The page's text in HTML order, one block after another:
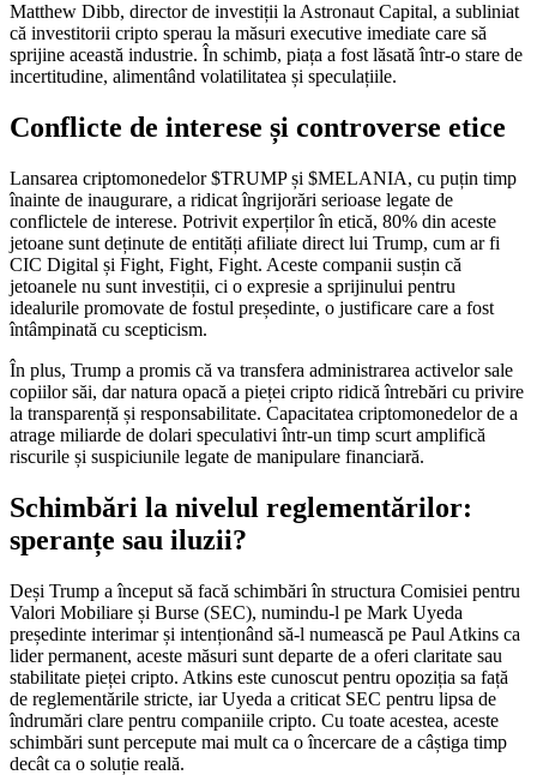
Matthew Dibb, director de investiții la Astronaut Capital, a subliniat
că investitorii cripto sperau la măsuri executive imediate care să
sprijine această industrie. În schimb, piața a fost lăsată într-o stare de
incertitudine, alimentând volatilitatea și speculațiile.
Conflicte de interese și controverse etice
Lansarea criptomonedelor $TRUMP și $MELANIA, cu puțin timp
înainte de inaugurare, a ridicat îngrijorări serioase legate de
conflictele de interese. Potrivit experților în etică, 80% din aceste
jetoane sunt deținute de entități afiliate direct lui Trump, cum ar fi
CIC Digital și Fight, Fight, Fight. Aceste companii susțin că
jetoanele nu sunt investiții, ci o expresie a sprijinului pentru
idealurile promovate de fostul președinte, o justificare care a fost
întâmpinată cu scepticism.
În plus, Trump a promis că va transfera administrarea activelor sale
copiilor săi, dar natura opacă a pieței cripto ridică întrebări cu privire
la transparență și responsabilitate. Capacitatea criptomonedelor de a
atrage miliarde de dolari speculativi într-un timp scurt amplifică
riscurile și suspiciunile legate de manipulare financiară.
Schimbări la nivelul reglementărilor:
speranțe sau iluzii?
Deși Trump a început să facă schimbări în structura Comisiei pentru
Valori Mobiliare și Burse (SEC), numindu-l pe Mark Uyeda
președinte interimar și intenționând să-l numească pe Paul Atkins ca
lider permanent, aceste măsuri sunt departe de a oferi claritate sau
stabilitate pieței cripto. Atkins este cunoscut pentru opoziția sa față
de reglementările stricte, iar Uyeda a criticat SEC pentru lipsa de
îndrumări clare pentru companiile cripto. Cu toate acestea, aceste
schimbări sunt percepute mai mult ca o încercare de a câștiga timp
decât ca o soluție reală.